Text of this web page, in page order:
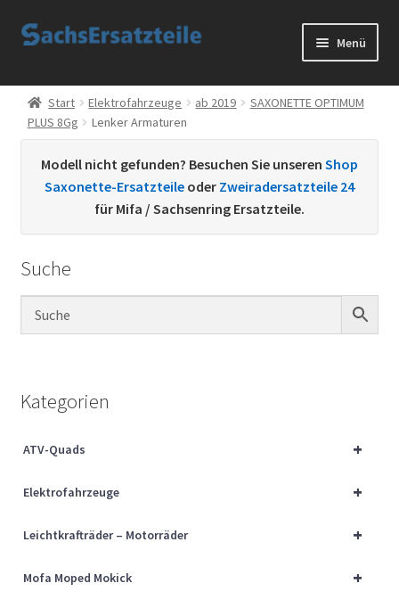
Zur
Zum
Menü
Start
AGB
Datenschutzerklärung
Kontakt
Sachs Ersatzteile
Über uns
Start Elektrofahrzeuge ab 2019
SAXONETTE OPTIMUM
PLUS 8Gg
Lenker Armaturen
Modell nicht gefunden? Besuchen Sie unseren Shop
Saxonette-Ersatzteile oder Zweiradersatzteile 24
für Mifa / Sachsenring Ersatzteile.
Suche
Kategorien
+
ATV-Quads
+
Elektrofahrzeuge
+
Leichtkrafträder – Motorräder
+
Mofa Moped Mokick